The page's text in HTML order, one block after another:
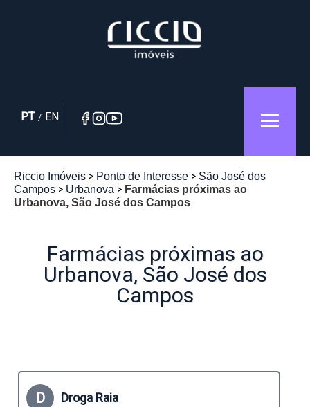
PT / EN
Riccio Imóveis Ponto de Interesse
São José dos
Campos
Urbanova
Farmácias próximas ao
Urbanova, São José dos Campos
Farmácias próximas ao
Urbanova, São José dos
Campos
D Droga Raia